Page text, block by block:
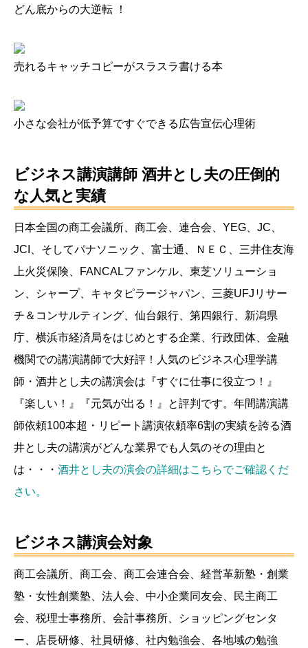
どん底からの大逆転 ！
売れるキャッチコピーがスラスラ書ける本
小さな会社が低予算ですぐできる広告宣伝心理術
ビジネス講演講師 酒井とし夫の圧倒的
な人気と実績
日本全国の商工会議所、商工会、連合会、YEG、JC、
JCI、そしてパナソニック、富士通、ＮＥＣ、三井住友海
上火災保険、FANCALファンケル、東芝ソリューショ
ン、シャープ、キャタピラージャパン、三菱UFJリサー
チ＆コンサルティング、仙台銀行、第四銀行、新潟県
庁、横浜市経済局をはじめとする企業、行政団体、金融
機関での講演講師で大好評！人気のビジネス心理学講
師・酒井とし夫の講演会は『すぐに仕事に役立つ！』
『楽しい！』『元気が出る！』と評判です。年間講演講
師依頼100本超・リピート講演依頼率6割の実績を誇る酒
井とし夫の講演がどんな業界でも人気のその理由と
は・・・ 酒井とし夫の演会の詳細はこちらでご確認くだ
さい。
ビジネス講演会対象
商工会議所、商工会、商工会連合会、経営革新塾・創業
塾・女性創業塾、法人会、中小企業同友会、民主商工
会、税理士事務所、会計事務所、ショッピングセンタ
ー、店長研修、社員研修、社内勉強会、各地域の勉強